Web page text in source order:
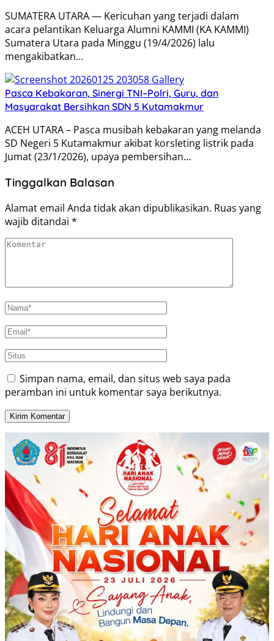
SUMATERA UTARA — Kericuhan yang terjadi dalam
acara pelantikan Keluarga Alumni KAMMI (KA KAMMI)
Sumatera Utara pada Minggu (19/4/2026) lalu
mengakibatkan…
Pasca Kebakaran, Sinergi TNI–Polri, Guru, dan
Masyarakat Bersihkan SDN 5 Kutamakmur
ACEH UTARA – Pasca musibah kebakaran yang melanda
SD Negeri 5 Kutamakmur akibat korsleting listrik pada
Jumat (23/1/2026), upaya pembersihan…
Tinggalkan Balasan
Alamat email Anda tidak akan dipublikasikan. Ruas yang
wajib ditandai *
Simpan nama, email, dan situs web saya pada
peramban ini untuk komentar saya berikutnya.